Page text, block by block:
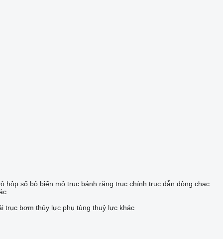
hộp số bộ biến mô trục bánh răng trục chính trục dẫn động chạc
trục bơm thủy lực phụ tùng thuỷ lực khác